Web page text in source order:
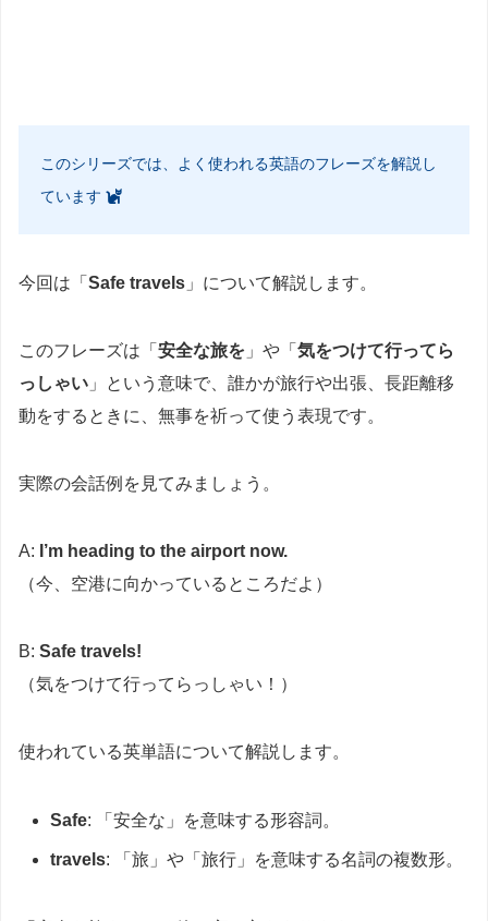
このシリーズでは、よく使われる英語のフレーズを解説し
ています
今回は「 Safe travels 」について解説します。
このフレーズは「 安全な旅を 」や「 気をつけて行ってら
っしゃい 」という意味で、誰かが旅行や出張、長距離移
動をするときに、無事を祈って使う表現です。
実際の会話例を見てみましょう。
A: I’m heading to the airport now.
（今、空港に向かっているところだよ）
B: Safe travels!
（気をつけて行ってらっしゃい！）
使われている英単語について解説します。
Safe: 「安全な」を意味する形容詞。
travels: 「旅」や「旅行」を意味する名詞の複数形。